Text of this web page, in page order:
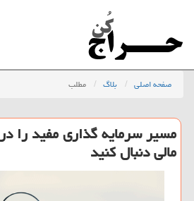
صفحه اصلی بلاگ مطلب
مسیر سرمایه گذاری مفید را
مالی دنبال کنید